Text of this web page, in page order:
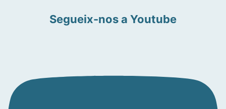
Segueix-nos a Youtube